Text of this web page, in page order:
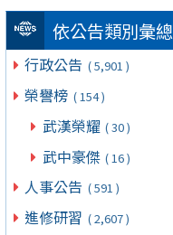
依公告類別彙總
行政公告 ( 5,901 )
榮譽榜 ( 154 )
武漢榮耀 ( 30 )
武中豪傑 ( 16 )
人事公告 ( 591 )
進修研習 ( 2,607 )